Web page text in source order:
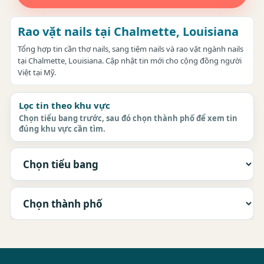
Rao vặt nails tại Chalmette, Louisiana
Tổng hợp tin cần thợ nails, sang tiệm nails và rao vặt ngành nails
tại Chalmette, Louisiana. Cập nhật tin mới cho cộng đồng người
Việt tại Mỹ.
Lọc tin theo khu vực
Chọn tiểu bang trước, sau đó chọn thành phố để xem tin
đúng khu vực cần tìm.